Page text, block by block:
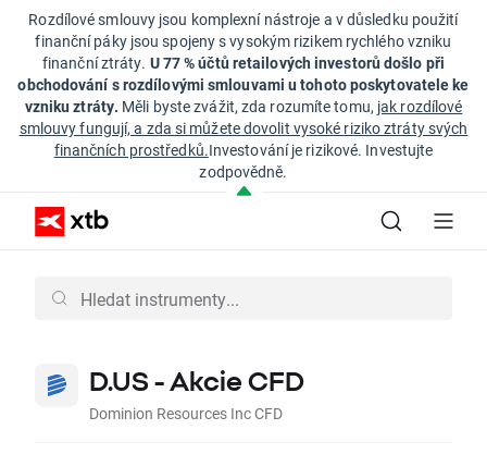
Rozdílové smlouvy jsou komplexní nástroje a v důsledku použití
finanční páky jsou spojeny s vysokým rizikem rychlého vzniku
finanční ztráty. U 77 % účtů retailových investorů došlo při
obchodování s rozdílovými smlouvami u tohoto poskytovatele ke
vzniku ztráty. Měli byste zvážit, zda rozumíte tomu, jak rozdílové
smlouvy fungují, a zda si můžete dovolit vysoké riziko ztráty svých
finančních prostředků.Investování je rizikové. Investujte
zodpovědně.
D.US - Akcie CFD
Dominion Resources Inc CFD